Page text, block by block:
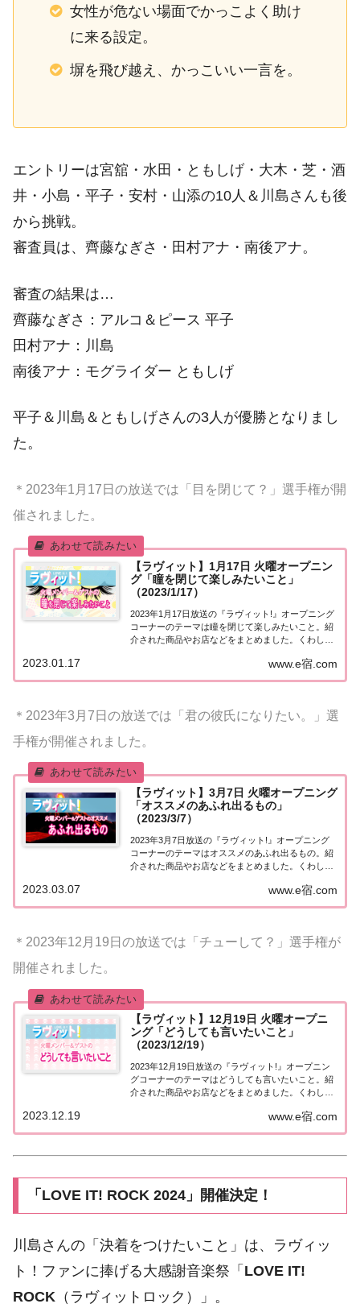
女性が危ない場面でかっこよく助け
に来る設定。
塀を飛び越え、かっこいい一言を。
エントリーは宮舘・水田・ともしげ・大木・芝・酒
井・小島・平子・安村・山添の10人＆川島さんも後
から挑戦。
審査員は、齊藤なぎさ・田村アナ・南後アナ。
審査の結果は…
齊藤なぎさ：アルコ＆ピース 平子
田村アナ：川島
南後アナ：モグライダー ともしげ
平子＆川島＆ともしげさんの3人が優勝となりまし
た。
＊2023年1月17日の放送では「目を閉じて？」選手権が開
催されました。
【ラヴィット】1月17日 火曜オープニン
グ「瞳を閉じて楽しみたいこと」
（2023/1/17）
2023年1月17日放送の『ラヴィット!』オープニング
コーナーのテーマは瞳を閉じて楽しみたいこと。紹
介された商品やお店などをまとめました。くわしい
17日は『平井堅さんの誕生日』。シンガーソングラ
イターとして1995年にデビュー。「瞳を...
www.e宿.com
2023.01.17
＊2023年3月7日の放送では「君の彼氏になりたい。」選
手権が開催されました。
【ラヴィット】3月7日 火曜オープニング
「オススメのあふれ出るもの」
（2023/3/7）
2023年3月7日放送の『ラヴィット!』オープニング
コーナーのテーマはオススメのあふれ出るもの。紹
介された商品やお店などをまとめました。くわしい
日は『メンチカツの日』。３「ミ」７「シチ」を
「ミンチ」と読む語呂合わせから制定されました...
www.e宿.com
2023.03.07
＊2023年12月19日の放送では「チューして？」選手権が
開催されました。
【ラヴィット】12月19日 火曜オープニ
ング「どうしても言いたいこと」
（2023/12/19）
2023年12月19日放送の『ラヴィット!』オープニン
グコーナーのテーマはどうしても言いたいこと。紹
介された商品やお店などをまとめました。くわしい
日は俳優・反町隆史さん50歳の誕生日。反町さんの
大ヒット曲といえば「POISON」。...
www.e宿.com
2023.12.19
「LOVE IT! ROCK 2024」開催決定！
川島さんの「決着をつけたいこと」は、ラヴィッ
ト！ファンに捧げる大感謝音楽祭「 LOVE IT!
ROCK （ラヴィットロック）」。